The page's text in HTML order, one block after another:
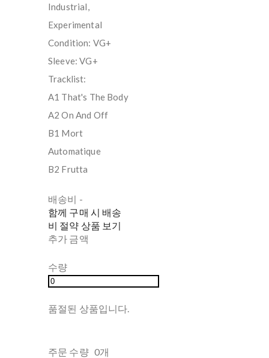
Industrial,
Experimental
Condition: VG+
Sleeve: VG+
Tracklist:
A1 That's The Body
A2 On And Off
B1 Mort
Automatique
B2 Frutta
배송비 -
함께 구매 시 배송
비 절약 상품 보기
추가 금액
수량
품절된 상품입니다.
주문 수량 0개